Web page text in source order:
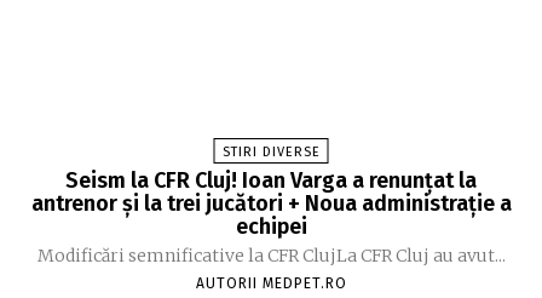
STIRI DIVERSE
Seism la CFR Cluj! Ioan Varga a renunțat la
antrenor și la trei jucători + Noua administrație a
echipei
Modificări semnificative la CFR ClujLa CFR Cluj au avut...
AUTORII MEDPET.RO